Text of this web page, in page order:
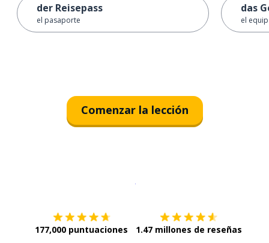
der Reisepass
el pasaporte
das
el
Comenzar la lección
177,000 puntuaciones 1.47 millones de reseñas